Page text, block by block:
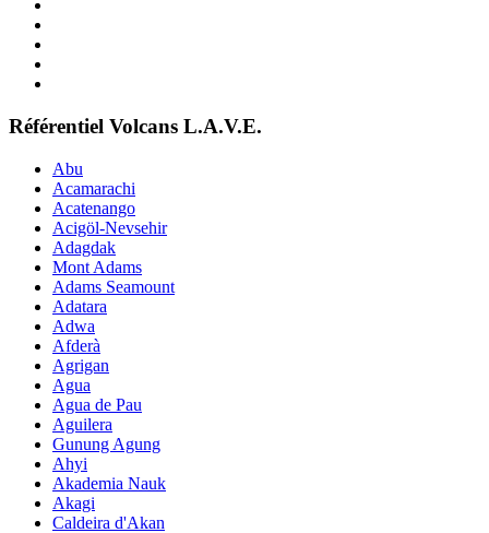
Référentiel Volcans L.A.V.E.
Abu
Acamarachi
Acatenango
Acigöl-Nevsehir
Adagdak
Mont Adams
Adams Seamount
Adatara
Adwa
Afderà
Agrigan
Agua
Agua de Pau
Aguilera
Gunung Agung
Ahyi
Akademia Nauk
Akagi
Caldeira d'Akan